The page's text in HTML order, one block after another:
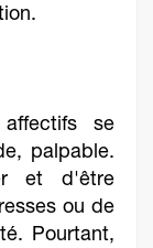
se
palpable.
et d'être
ou de
Pourtant,